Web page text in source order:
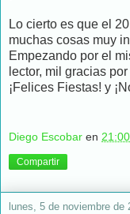
Lo cierto es que el
muchas cosas muy
Empezando por el
lector, mil gracias
¡Felices Fiestas! y
Diego Escobar en 21:00
Compartir
lunes, 5 de noviembre de